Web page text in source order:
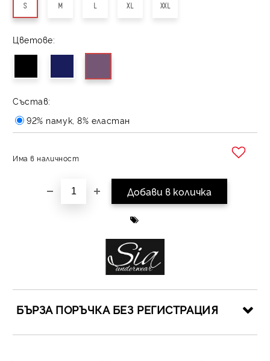
S M L XL XXL
Цветове:
Състав:
92% памук, 8% еластан
Има в наличност
БЪРЗА ПОРЪЧКА БЕЗ РЕГИСТРАЦИЯ